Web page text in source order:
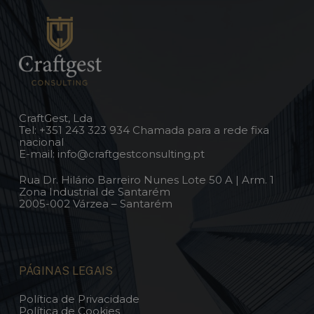
CraftGest, Lda
Tel: +351 243 323 934 Chamada para a rede fixa
nacional
E-mail: info@craftgestconsulting.pt
Rua Dr. Hilário Barreiro Nunes Lote 50 A | Arm. 1
Zona Industrial de Santarém
2005-002 Várzea – Santarém
PÁGINAS LEGAIS
Política de Privacidade
Política de Cookies